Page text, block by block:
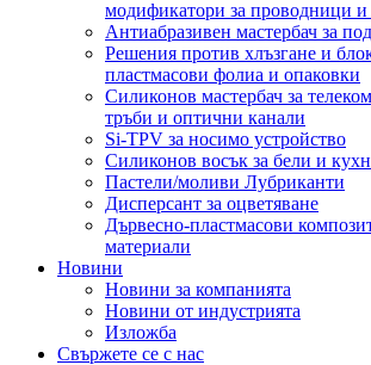
модификатори за проводници и
Антиабразивен мастербач за
Решения против хлъзгане и
пластмасови фолиа и опаковки
Силиконов мастербач за
тръби и оптични канали
Si-TPV за носимо устройство
Силиконов восък за бели и
Пастели/моливи Лубриканти
Дисперсант за оцветяване
Дървесно-пластмасови
материали
Новини
Новини за компанията
Новини от индустрията
Изложба
Свържете се с нас